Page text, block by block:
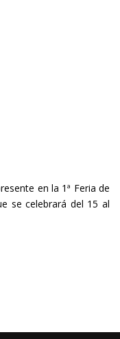
en la 1ª Feria de
se celebrará del 15 al